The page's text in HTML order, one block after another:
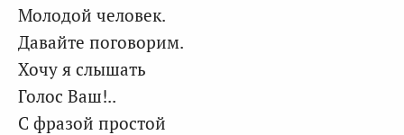
Молодой человек.
Давайте поговорим.
Хочу я слышать
Голос Ваш!..
С фразой простой